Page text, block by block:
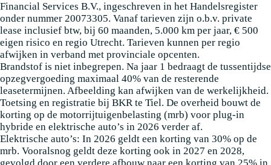
Financial Services B.V., ingeschreven in het Handelsregister
onder nummer 20073305. Vanaf tarieven zijn o.b.v. private
lease inclusief btw, bij 60 maanden, 5.000 km per jaar, € 500
eigen risico en regio Utrecht. Tarieven kunnen per regio
afwijken in verband met provinciale opcenten.
Brandstof is niet inbegrepen. Na jaar 1 bedraagt de tussentijdse
opzegvergoeding maximaal 40% van de resterende
leasetermijnen. Afbeelding kan afwijken van de werkelijkheid.
Toetsing en registratie bij BKR te Tiel. De overheid bouwt de
korting op de motorrijtuigenbelasting (mrb) voor plug-in
hybride en elektrische auto’s in 2026 verder af.
Elektrische auto’s: In 2026 geldt een korting van 30% op de
mrb. Vooralsnog geldt deze korting ook in 2027 en 2028,
gevolgd door een verdere afbouw naar een korting van 25% in